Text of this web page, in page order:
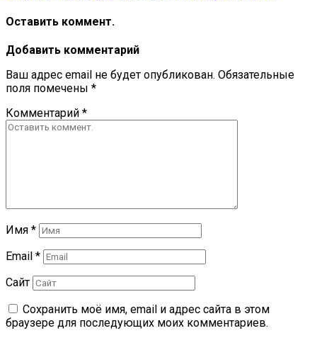
Оставить коммент.
Добавить комментарий
Ваш адрес email не будет опубликован. Обязательные
поля помечены *
Комментарий *
Имя *
Email *
Сайт
Сохранить моё имя, email и адрес сайта в этом
браузере для последующих моих комментариев.